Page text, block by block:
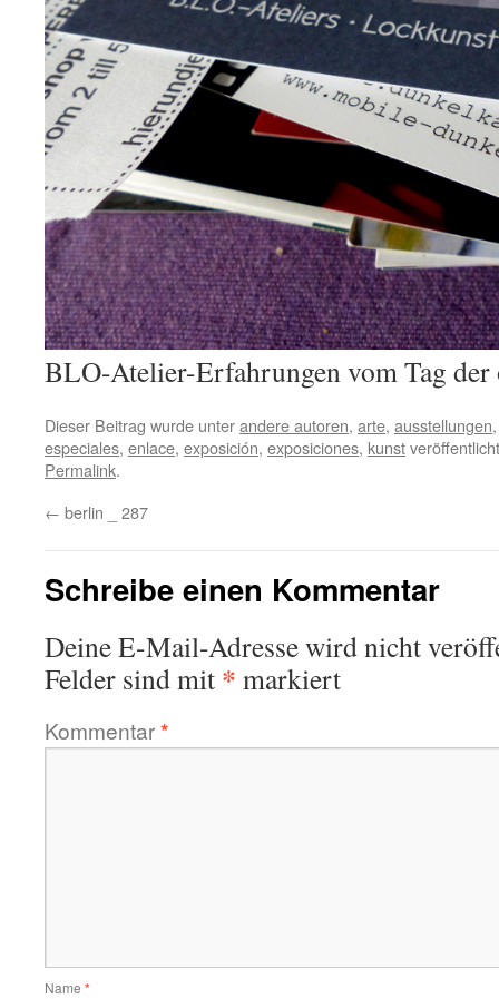
BLO-Atelier-Erfahrungen vom Tag der
Dieser Beitrag wurde unterandere autoren, arte, ausstellungen
especiales, enlace, exposición, exposiciones, kunst
Permalink.
← berlin _ 287
Schreibe einen Kommentar
Deine E-Mail-Adresse wird nicht
Felder sind mit * markiert
Kommentar*
Name *